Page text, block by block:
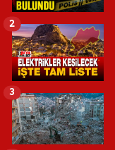
2
3